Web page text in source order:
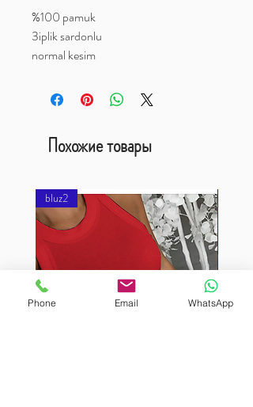
%100 pamuk
3iplik sardonlu
normal kesim
Похожие товары
bluz2
Phone Email WhatsApp